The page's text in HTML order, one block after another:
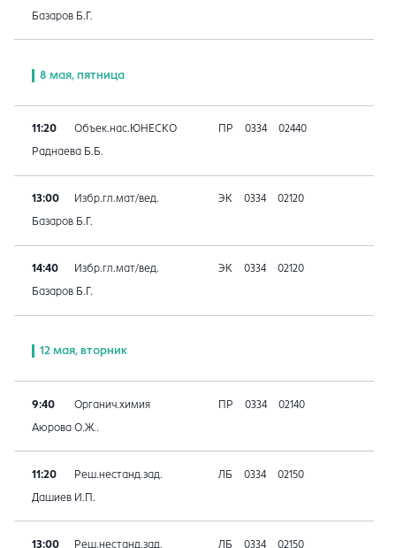
Базаров Б.Г.
8 мая, пятница
11:20 Объек.нас.ЮНЕСКО ПР 0334 02440
Раднаева Б.Б.
13:00 Избр.гл.мат/вед. ЭК 0334 02120
Базаров Б.Г.
14:40 Избр.гл.мат/вед. ЭК 0334 02120
Базаров Б.Г.
12 мая, вторник
9:40 Органич.химия ПР 0334 02140
Аюрова О.Ж..
11:20 Реш.нестанд.зад. ЛБ 0334 02150
Дашиев И.П.
13:00 Реш.нестанд.зад. ЛБ 0334 02150